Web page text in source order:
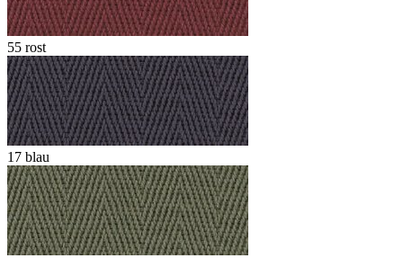
55 rost
17 blau